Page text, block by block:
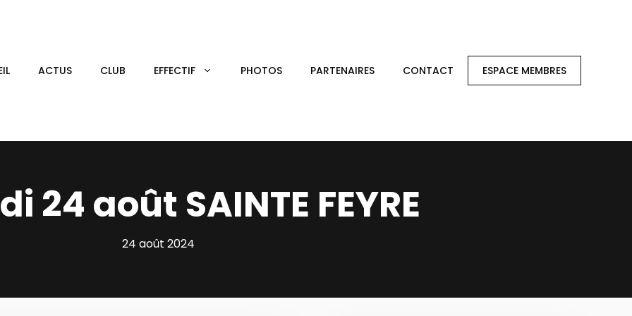
ACTUS CLUB EFFECTIF PHOTOS PARTENAIRES CONTACT ESPACE MEMBRES
24 août SAINTE FEYRE
24 août 2024